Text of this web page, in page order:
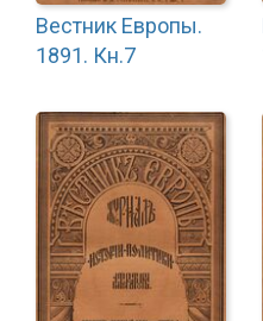
Вестник Европы.
1891. Кн.7